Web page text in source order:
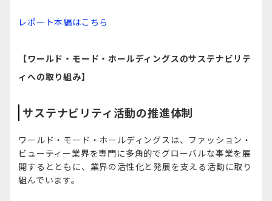
レポート本編はこちら
【ワールド・モード・ホールディングスのサステナビリテ
ィへの取り組み】
サステナビリティ活動の推進体制
ワールド・モード・ホールディングスは、ファッション・
ビューティー業界を専門に多角的でグローバルな事業を展
開するとともに、業界の活性化と発展を支える活動に取り
組んでいます。